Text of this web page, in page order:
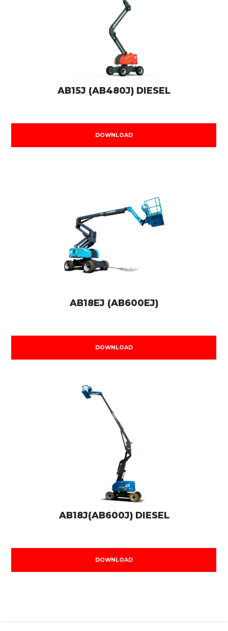
AB15J (AB480J) DIESEL
DOWNLOAD
AB18EJ (AB600EJ)
DOWNLOAD
AB18J(AB600J) DIESEL
DOWNLOAD